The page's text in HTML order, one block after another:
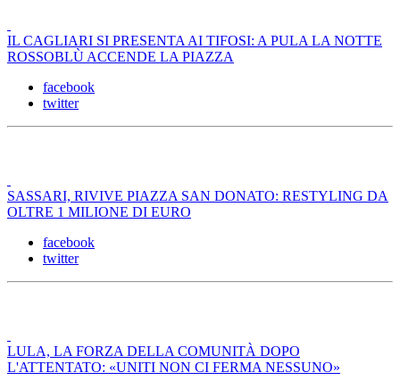
IL CAGLIARI SI PRESENTA AI TIFOSI: A PULA LA NOTTE
ROSSOBLÙ ACCENDE LA PIAZZA
facebook
twitter
SASSARI, RIVIVE PIAZZA SAN DONATO: RESTYLING DA
OLTRE 1 MILIONE DI EURO
facebook
twitter
LULA, LA FORZA DELLA COMUNITÀ DOPO
L'ATTENTATO: «UNITI NON CI FERMA NESSUNO»